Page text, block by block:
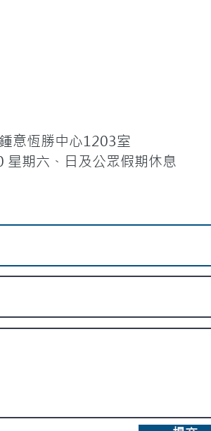
恆勝中心1203室
星期六、日及公眾假期休息